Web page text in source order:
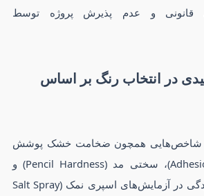
قانونی و عدم پذیرش پروژه توسط
در انتخاب رنگ بر اساس
به شاخص‌هایی همچون ضخامت خشک پوشش
(DFT)، چسبندگی (Adhesion)، سختی مد (Pencil Hardness) و
مقاومت در برابر خوردگی در آزمایش‌های اسپری نمک (Salt Spray